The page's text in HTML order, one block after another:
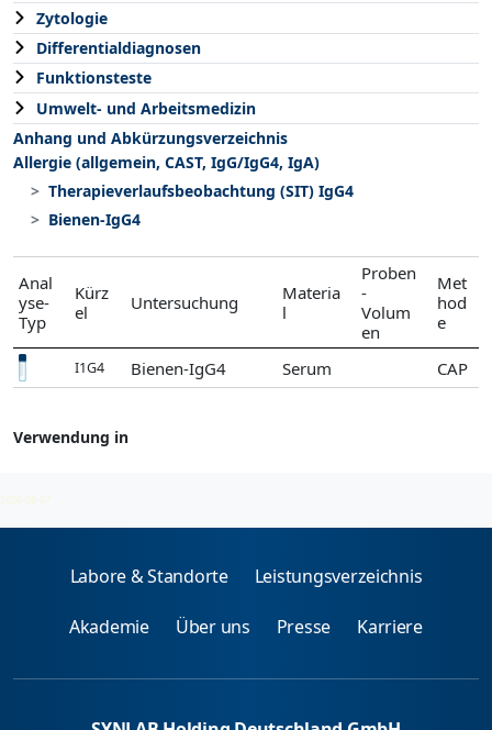
Zytologie
Differentialdiagnosen
Funktionsteste
Umwelt- und Arbeitsmedizin
Anhang und Abkürzungsverzeichnis
Allergie (allgemein, CAST, IgG/IgG4, IgA)
Therapieverlaufsbeobachtung (SIT) IgG4
Bienen-IgG4
Anal
yse-
Typ
Kürz
el
Untersuchung
Materia
l
Proben
-
Volum
en
Met
hod
e
I1G4 Bienen-IgG4 Serum CAP
Verwendung in
2026-08-07
Labore & Standorte Leistungsverzeichnis
Akademie Über uns Presse Karriere